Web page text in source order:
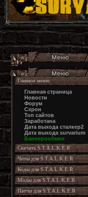
Главное меню
Главная страница
Новости
Форум
Схрон
Топ сайтов
Заработана
Дата выхода сталкер2
Дата выхода survarium
Баннерообмен
Скачать S.T.A.L.K.E.R
Читы для S.T.A.L.K.E.R
Коды для S.T.A.L.K.E.R
Моды для S.T.A.L.K.E.R
Патчи для S.T.A.L.K.E.R